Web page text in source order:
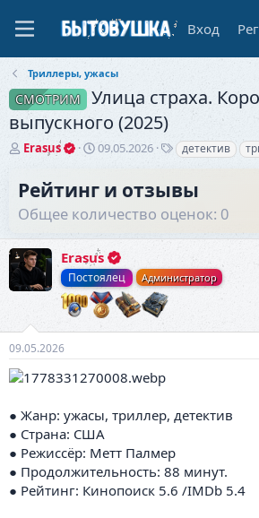
Вход
Триллеры, ужасы
СМОТРИМ
Улица страха.
выпускного (2025)
А
о
р
е
м
ы
Erasus
Д
н
ч
а
л
а
09.05.2026
Т
и
детектив
Рейтинг и отзывы
Общее количество оценок: 0
Erasus
Постоялец Администратор
09.05.2026
● Жанр: ужасы, триллер, детектив
● Страна: США
● Режиссёр: Метт Палмер
● Продолжительность: 88 минут.
● Рейтинг: Кинопоиск 5.6 /IMDb 5.4